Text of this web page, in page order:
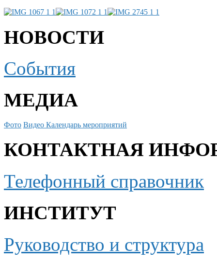
НОВОСТИ
События
МЕДИА
Фото Видео Календарь мероприятий
КОНТАКТНАЯ
Телефонный справочник
ИНСТИТУТ
Руководство и структура